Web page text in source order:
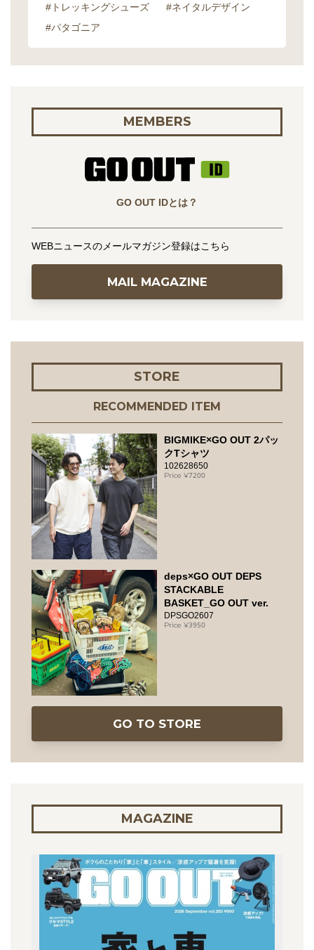
#トレッキングシューズ
#ネイタルデザイン
#パタゴニア
MEMBERS
GO OUT IDとは？
WEBニュースのメールマガジン登録はこちら
MAIL MAGAZINE
STORE
RECOMMENDED ITEM
BIGMIKE×GO OUT 2パッ
クTシャツ
102628650
7200
deps×GO OUT DEPS
STACKABLE
BASKET_GO OUT ver.
DPSGO2607
3950
GO TO STORE
MAGAZINE